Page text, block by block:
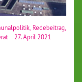
, Redebeitrag
27. April 2021